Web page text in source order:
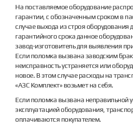
На поставляемое оборудование
гарантии, с обозначенным сроком в
случае выхода из строя оборудования
гарантийного срока данное
завод-изготовитель для выявления
Если поломка вызвана заводским
неисправность устраняется или
новое. В этом случае расходы на
«АЗС Комплект» возьмет на себя.
Если поломка вызвана неправильной
эксплуатацией оборудования,
оплачиваются покупателем.